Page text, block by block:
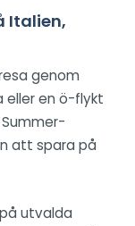
Italien,
genom
eller en ö-flykt
Summer-
att spara på
utvalda